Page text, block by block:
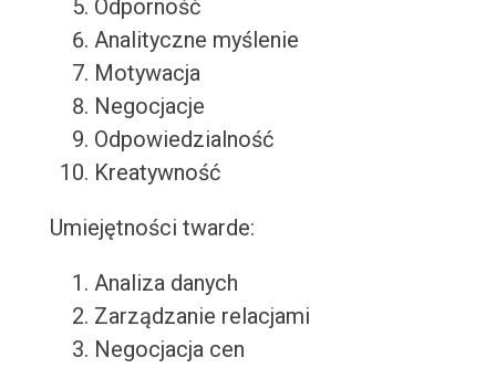
Odporność
Analityczne myślenie
Motywacja
Negocjacje
Odpowiedzialność
Kreatywność
Umiejętności twarde:
Analiza danych
Zarządzanie relacjami
Negocjacja cen